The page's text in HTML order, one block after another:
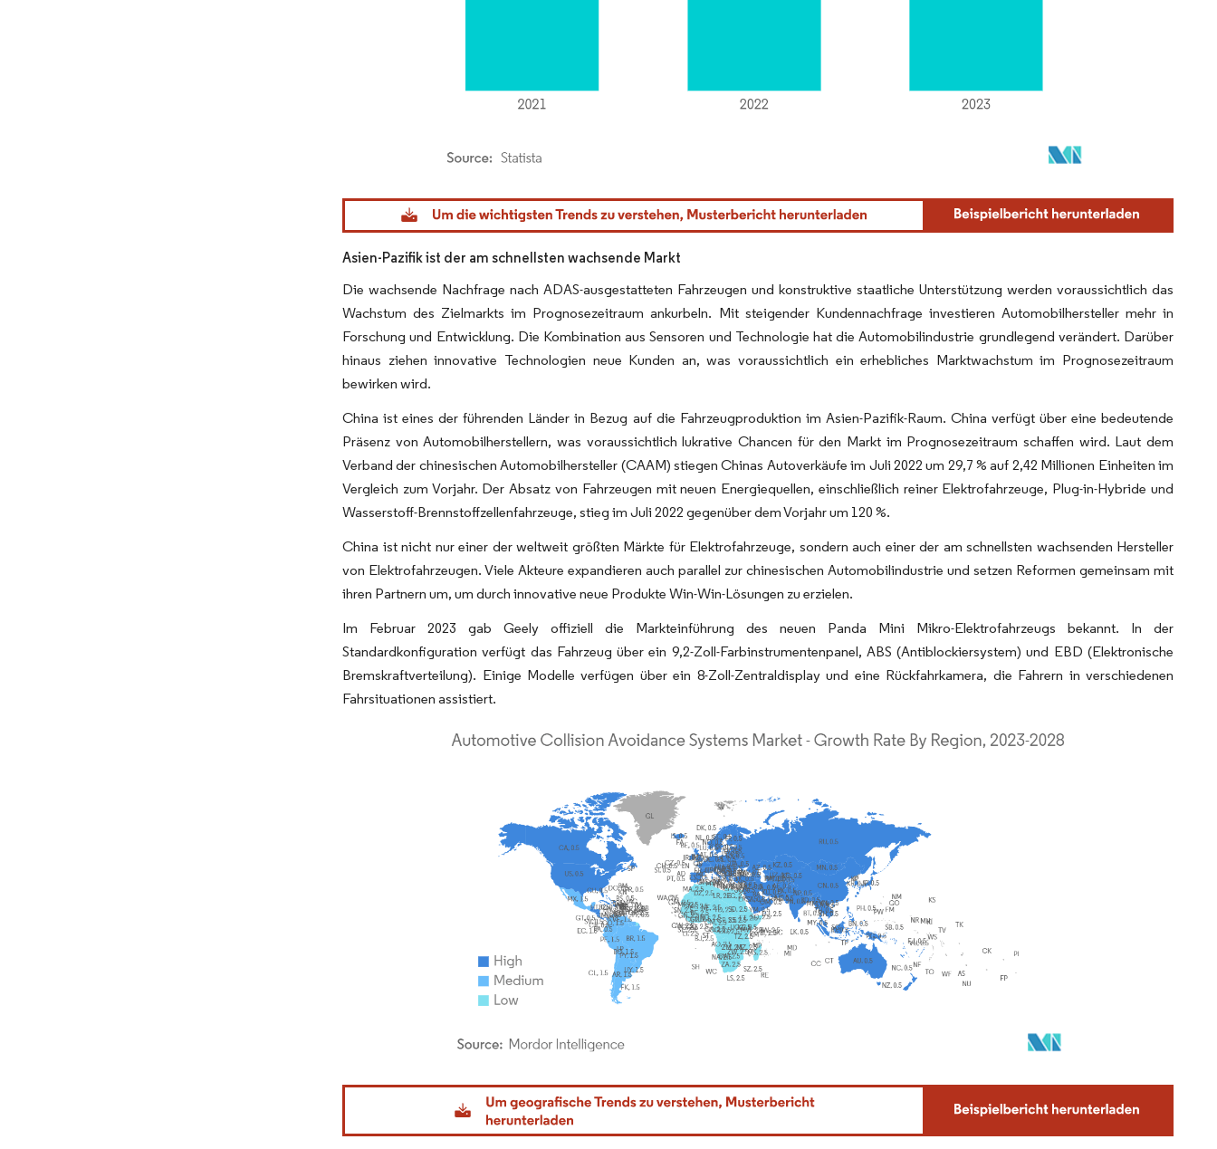
Bild © Mordor Intelligence. Wiederverwendung erfordert Namensnennung gemäß CC BY 4.0.
Asien-Pazifik ist der am schnellsten wachsende Markt
Die wachsende Nachfrage nach ADAS-ausgestatteten Fahrzeugen und konstruktive staatliche Unterstützung werden voraussichtlich das
Wachstum des Zielmarkts im Prognosezeitraum ankurbeln. Mit steigender Kundennachfrage investieren Automobilhersteller mehr in
Forschung und Entwicklung. Die Kombination aus Sensoren und Technologie hat die Automobilindustrie grundlegend verändert. Darüber
hinaus ziehen innovative Technologien neue Kunden an, was voraussichtlich ein erhebliches Marktwachstum im Prognosezeitraum
bewirken wird.
China ist eines der führenden Länder in Bezug auf die Fahrzeugproduktion im Asien-Pazifik-Raum. China verfügt über eine bedeutende
Präsenz von Automobilherstellern, was voraussichtlich lukrative Chancen für den Markt im Prognosezeitraum schaffen wird. Laut dem
Verband der chinesischen Automobilhersteller (CAAM) stiegen Chinas Autoverkäufe im Juli 2022 um 29,7 % auf 2,42 Millionen Einheiten im
Vergleich zum Vorjahr. Der Absatz von Fahrzeugen mit neuen Energiequellen, einschließlich reiner Elektrofahrzeuge, Plug-in-Hybride und
Wasserstoff-Brennstoffzellenfahrzeuge, stieg im Juli 2022 gegenüber dem Vorjahr um 120 %.
China ist nicht nur einer der weltweit größten Märkte für Elektrofahrzeuge, sondern auch einer der am schnellsten wachsenden Hersteller
von Elektrofahrzeugen. Viele Akteure expandieren auch parallel zur chinesischen Automobilindustrie und setzen Reformen gemeinsam mit
ihren Partnern um, um durch innovative neue Produkte Win-Win-Lösungen zu erzielen.
Im Februar 2023 gab Geely offiziell die Markteinführung des neuen Panda Mini Mikro-Elektrofahrzeugs bekannt. In der
Standardkonfiguration verfügt das Fahrzeug über ein 9,2-Zoll-Farbinstrumentenpanel, ABS (Antiblockiersystem) und EBD (Elektronische
Bremskraftverteilung). Einige Modelle verfügen über ein 8-Zoll-Zentraldisplay und eine Rückfahrkamera, die Fahrern in verschiedenen
Fahrsituationen assistiert.
Bild © Mordor Intelligence. Wiederverwendung erfordert Namensnennung gemäß CC BY 4.0.